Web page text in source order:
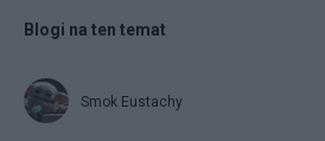
Blogi na ten temat
Smok Eustachy